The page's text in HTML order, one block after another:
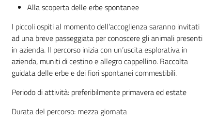
progettiAlla scoperta delle erbe spontanee
I piccoli ospiti al momento dell’accoglienza saranno invitati
ad una breve passeggiata per conoscere gli animali presenti
in azienda. Il percorso inizia con un’uscita esplorativa in
azienda, muniti di cestino e allegro cappellino. Raccolta
guidata delle erbe e dei fiori spontanei commestibili.
Periodo di attività: preferibilmente primavera ed estate
Durata del percorso: mezza giornata